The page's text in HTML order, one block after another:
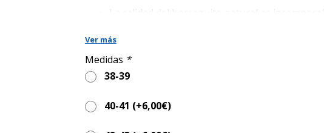
La calidad del borreguito natural es
Proporcionan relajación y alivio del dolor.
30ºC
Ver más
Medidas *
38-39
40-41 (+6,00€)